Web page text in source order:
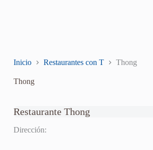
Inicio Restaurantes con T Thong
Thong
Restaurante Thong
Dirección: